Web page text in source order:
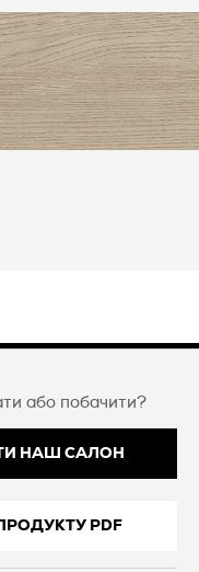
або побачити?
НАШ САЛОН
PDF